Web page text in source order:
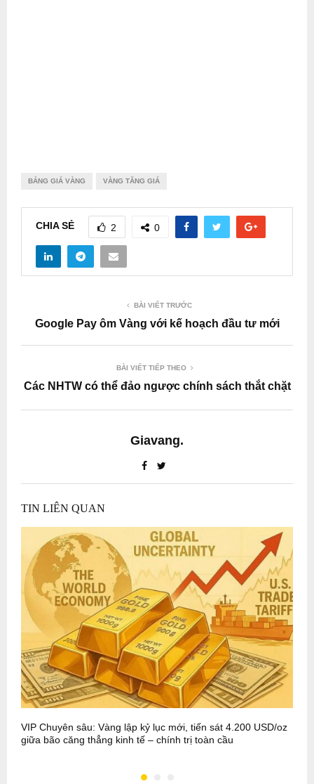
BẢNG GIÁ VÀNG VÀNG TĂNG GIÁ
CHIA SẺ 2 0
BÀI VIẾT TRƯỚC
Google Pay ôm Vàng với kế hoạch đầu tư mới
BÀI VIẾT TIẾP THEO
Các NHTW có thể đảo ngược chính sách thắt chặt
Giavang.
TIN LIÊN QUAN
VIP Chuyên sâu: Vàng lập kỷ lục mới, tiến sát 4.200 USD/oz
giữa bão căng thẳng kinh tế – chính trị toàn cầu